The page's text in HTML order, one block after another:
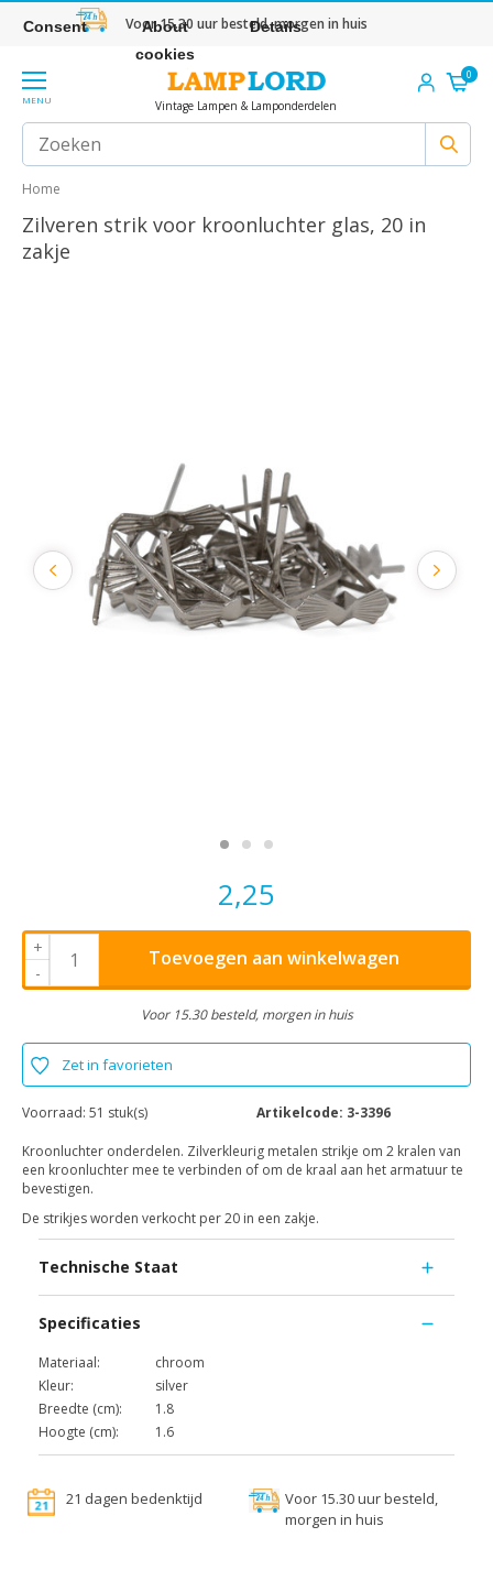
Voor 15.30 uur besteld, morgen in huis
MENU Vintage Lampen & Lamponderdelen
0
Home
Zilveren strik voor kroonluchter glas, 20 in
zakje
2,25
+
-
Toevoegen aan winkelwagen
Voor 15.30 besteld, morgen in huis
Zet in favorieten
Voorraad: 51 stuk(s) Artikelcode: 3-3396
Kroonluchter onderdelen. Zilverkleurig metalen strikje om 2 kralen van
een kroonluchter mee te verbinden of om de kraal aan het armatuur te
bevestigen.
De strikjes worden verkocht per 20 in een zakje.
Technische Staat
Specificaties
Materiaal:
chroom
Kleur:
silver
Breedte (cm):
1.8
Hoogte (cm):
1.6
21 dagen bedenktijd
Voor 15.30 uur besteld,
morgen in huis
Consent
About
cookies
Details